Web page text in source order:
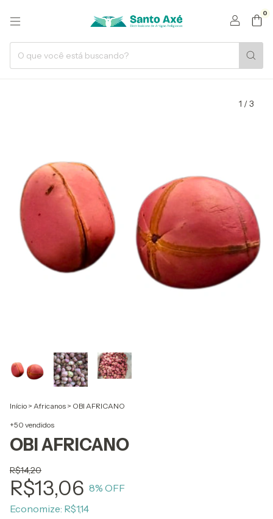
0
1 /3
Início > Africanos > OBI AFRICANO
+50 vendidos
OBI AFRICANO
R$14,20
R$13,06 8% OFF
Economize: R$1,14